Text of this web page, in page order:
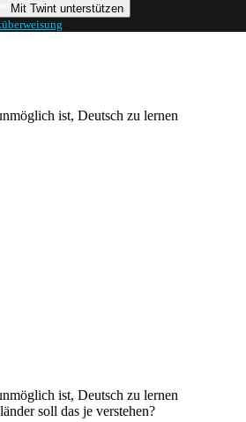
Mit Twint unterstützen
ist, Deutsch zu lernen
ist, Deutsch zu lernen
soll das je verstehen?